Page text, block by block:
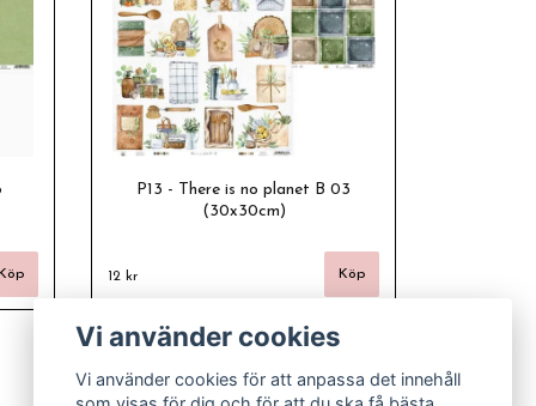
P13 - There is no planet B 03
(30x30cm)
12 kr
Vi använder cookies
Vi använder cookies för att anpassa det innehåll